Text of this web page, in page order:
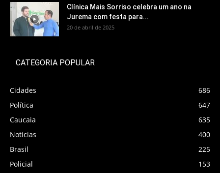
Clínica Mais Sorriso celebra um ano na
Jurema com festa para...
20 de abril de 2025
CATEGORIA POPULAR
Cidades
686
Política
647
Caucaia
635
Notícias
400
Brasil
225
Policial
153